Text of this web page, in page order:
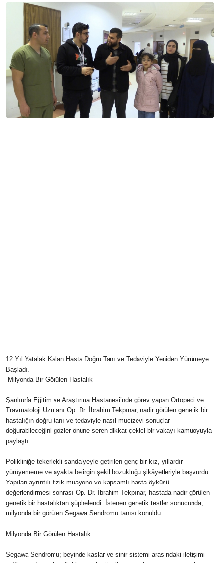
12 Yıl Yatalak Kalan Hasta Doğru Tanı ve Tedaviyle Yeniden Yürümeye
Başladı.
Milyonda Bir Görülen Hastalık
Şanlıurfa Eğitim ve Araştırma Hastanesi’nde görev yapan Ortopedi ve
Travmatoloji Uzmanı Op. Dr. İbrahim Tekpınar, nadir görülen genetik bir
hastalığın doğru tanı ve tedaviyle nasıl mucizevi sonuçlar
doğurabileceğini gözler önüne seren dikkat çekici bir vakayı kamuoyuyla
paylaştı.
Polikliniğe tekerlekli sandalyeyle getirilen genç bir kız, yıllardır
yürüyememe ve ayakta belirgin şekil bozukluğu şikâyetleriyle başvurdu.
Yapılan ayrıntılı fizik muayene ve kapsamlı hasta öyküsü
değerlendirmesi sonrası Op. Dr. İbrahim Tekpınar, hastada nadir görülen
genetik bir hastalıktan şüphelendi. İstenen genetik testler sonucunda,
milyonda bir görülen Segawa Sendromu tanısı konuldu.
Milyonda Bir Görülen Hastalık
Segawa Sendromu; beyinde kaslar ve sinir sistemi arasındaki iletişimi